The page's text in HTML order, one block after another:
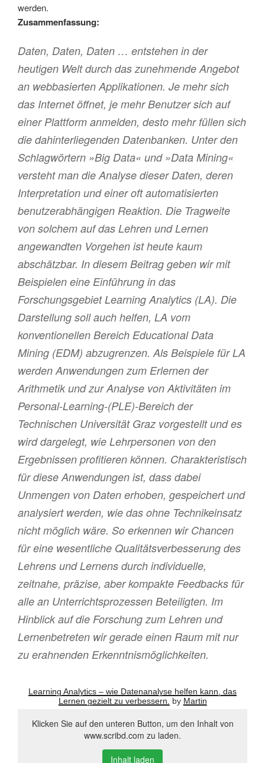
werden.
Zusammenfassung:
Daten, Daten, Daten … entstehen in der
heutigen Welt durch das zunehmende Angebot
an webbasierten Applikationen. Je mehr sich
das Internet öffnet, je mehr Benutzer sich auf
einer Plattform anmelden, desto mehr füllen sich
die dahinterliegenden Datenbanken. Unter den
Schlagwörtern »Big Data« und »Data Mining«
versteht man die Analyse dieser Daten, deren
Interpretation und einer oft automatisierten
benutzerabhängigen Reaktion. Die Tragweite
von solchem auf das Lehren und Lernen
angewandten Vorgehen ist heute kaum
abschätzbar. In diesem Beitrag geben wir mit
Beispielen eine Einführung in das
Forschungsgebiet Learning Analytics (LA). Die
Darstellung soll auch helfen, LA vom
konventionellen Bereich Educational Data
Mining (EDM) abzugrenzen. Als Beispiele für LA
werden Anwendungen zum Erlernen der
Arithmetik und zur Analyse von Aktivitäten im
Personal-Learning-(PLE)-Bereich der
Technischen Universität Graz vorgestellt und es
wird dargelegt, wie Lehrpersonen von den
Ergebnissen profitieren können. Charakteristisch
für diese Anwendungen ist, dass dabei
Unmengen von Daten erhoben, gespeichert und
analysiert werden, wie das ohne Technikeinsatz
nicht möglich wäre. So erkennen wir Chancen
für eine wesentliche Qualitätsverbesserung des
Lehrens und Lernens durch individuelle,
zeitnahe, präzise, aber kompakte Feedbacks für
alle an Unterrichtsprozessen Beteiligten. Im
Hinblick auf die Forschung zum Lehren und
Lernenbetreten wir gerade einen Raum mit nur
zu erahnenden Erkenntnismöglichkeiten.
Learning Analytics – wie Datenanalyse helfen kann, das
Lernen gezielt zu verbessern.
by Martin
Klicken Sie auf den unteren Button, um den Inhalt von
www.scribd.com zu laden.
Inhalt laden